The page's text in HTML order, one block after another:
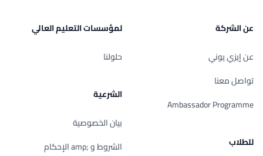
عن الشركة
عن إيزي يوني
تواصل معنا
Ambassador Programme
للطلاب
لمؤسسات التعليم العالي
حلولنا
الشرعية
بيان الخصوصية
الشروط و ;amp الإحكام